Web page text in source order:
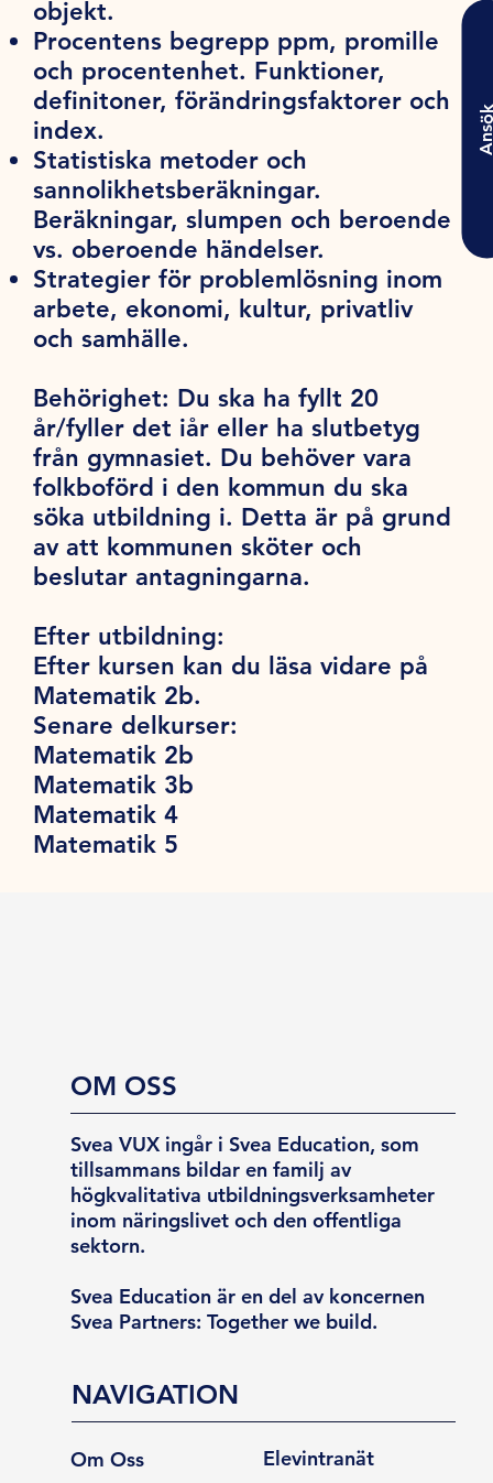
objekt.
Procentens begrepp ppm, promille
och procentenhet. Funktioner,
definitoner, förändringsfaktorer och
index.
Statistiska metoder och
sannolikhetsberäkningar.
Beräkningar, slumpen och beroende
vs. oberoende händelser.
Strategier för problemlösning inom
arbete, ekonomi, kultur, privatliv
och samhälle.
Behörighet: Du ska ha fyllt 20
år/fyller det iår eller ha slutbetyg
från gymnasiet. Du behöver vara
folkboförd i den kommun du ska
söka utbildning i. Detta är på grund
av att kommunen sköter och
beslutar antagningarna.
Efter utbildning:
Efter kursen kan du läsa vidare på
Matematik 2b.
Senare delkurser:
Matematik 2b
Matematik 3b
Matematik 4
Matematik 5
OM OSS
Svea VUX ingår i Svea Education, som
tillsammans bildar en familj av
högkvalitativa utbildningsverksamheter
inom näringslivet och den offentliga
sektorn.
Svea Education är en del av koncernen
Svea Partners: Together we build.
NAVIGATION
Om Oss Elevintranät